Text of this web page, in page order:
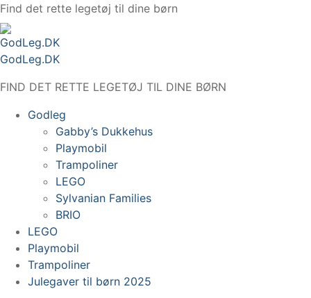
Spring
til
indhold
Find det rette legetøj til dine børn
GodLeg.DK
FIND DET RETTE LEGETØJ TIL DINE BØRN
Godleg
Gabby’s Dukkehus
Playmobil
Trampoliner
LEGO
Sylvanian Families
BRIO
LEGO
Playmobil
Trampoliner
Julegaver til børn 2025